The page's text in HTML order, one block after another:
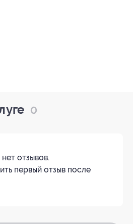
0
отзывов.
первый отзыв после